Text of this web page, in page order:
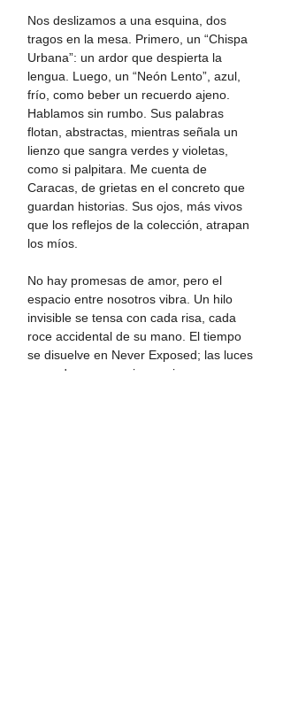
Nos deslizamos a una esquina, dos
tragos en la mesa. Primero, un “Chispa
Urbana”: un ardor que despierta la
lengua. Luego, un “Neón Lento”, azul,
frío, como beber un recuerdo ajeno.
Hablamos sin rumbo. Sus palabras
flotan, abstractas, mientras señala un
lienzo que sangra verdes y violetas,
como si palpitara. Me cuenta de
Caracas, de grietas en el concreto que
guardan historias. Sus ojos, más vivos
que los reflejos de la colección, atrapan
los míos.
No hay promesas de amor, pero el
espacio entre nosotros vibra. Un hilo
invisible se tensa con cada risa, cada
roce accidental de su mano. El tiempo
se disuelve en Never Exposed; las luces
parpadean como si conspiraran.